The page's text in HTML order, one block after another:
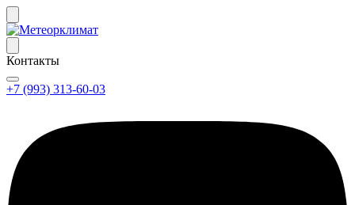
Контакты
+7 (993) 313-60-03